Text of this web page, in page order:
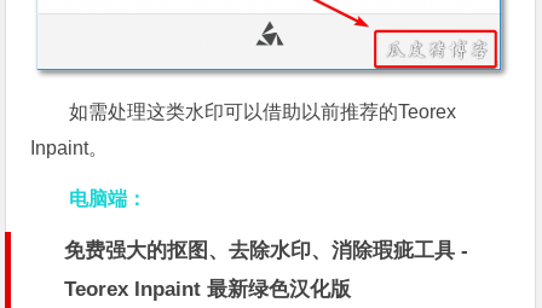
如需处理这类水印可以借助以前推荐的Teorex
Inpaint。
电脑端：
免费强大的抠图、去除水印、消除瑕疵工具 -
Teorex Inpaint 最新绿色汉化版